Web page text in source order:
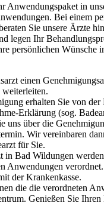
Anwendungspaket in
Bei einem
Sie unsere Ärzte
legen Ihr
persönlichen Wünsche
einen
weiterleiten.
erhalten Sie von der
Erklärung (sog.
uns über die
Wir vereinbaren
für Sie.
in Bad Wildungen
Anwendungen
der Krankenkasse.
die die verordneten
Genießen Sie